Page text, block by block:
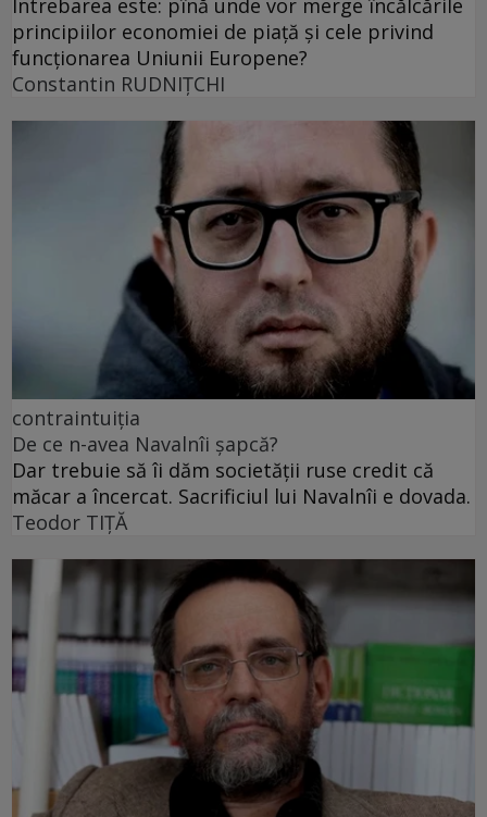
Întrebarea este: pînă unde vor merge încălcările
principiilor economiei de piață și cele privind
funcționarea Uniunii Europene?
Constantin RUDNIŢCHI
contraintuiția
De ce n-avea Navalnîi șapcă?
Dar trebuie să îi dăm societății ruse credit că
măcar a încercat. Sacrificiul lui Navalnîi e dovada.
Teodor TIŢĂ